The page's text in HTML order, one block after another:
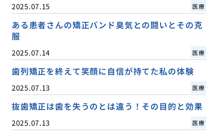
2025.07.15 医療
ある患者さんの矯正バンド臭気との闘いとその克
服
2025.07.14 医療
歯列矯正を終えて笑顔に自信が持てた私の体験
2025.07.13 医療
抜歯矯正は歯を失うのとは違う！その目的と効果
2025.07.13 医療